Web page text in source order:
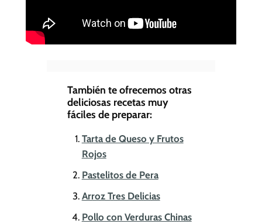
También te ofrecemos otras
deliciosas recetas muy
fáciles de preparar:
Tarta de Queso y Frutos
Rojos
Pastelitos de Pera
Arroz Tres Delicias
Pollo con Verduras Chinas